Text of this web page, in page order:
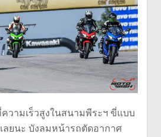
วามเร็วสูงในสนามพีระฯ ขี่แบบ
ยนะ บังลมหน้ารถตัดอากาศ